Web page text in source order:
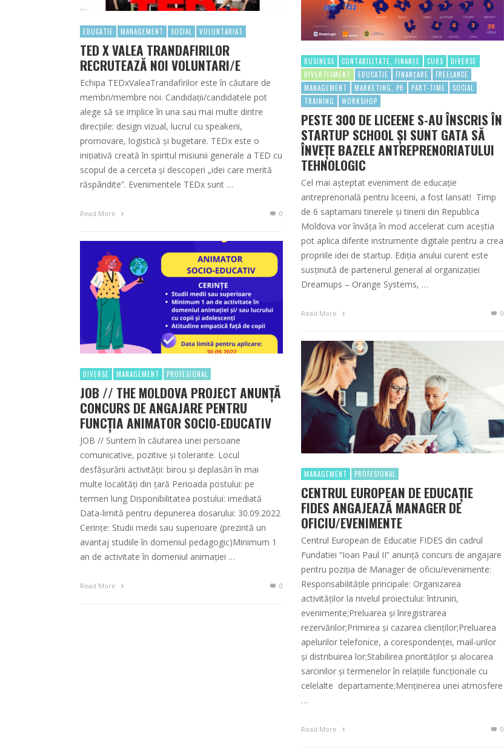
EDUCATIE MANAGEMENT SOCIAL VOLUNTARIAT
TED X VALEA TRANDAFIRILOR
RECRUTEAZĂ NOI VOLUNTARI/E
Echipa TEDxValeaTrandafirilor este în căutare de
membri/membre noi. Candidații/candidatele pot
alege să se implice în una sau mai multe dintre
direcțiile: design vizual, lucrul cu speakerii,
promovare, logistică și bugetare. TEDx este o
inițiativă creată în spiritul misiunii generale a TED cu
scopul de a cerceta și descoperi „idei care merită
răspândite”. Evenimentele TEDx sunt …
Read More 0
BUSINESS CONTABILITATE, FINANȚE CURS
DIVERSE
DIVERTISMENT
EDUCATIE FINANȚARE
FREELANCE
MANAGEMENT
MARKETING, PR PART-TIME
SOCIAL
TRAINING
WORKSHOP
PESTE 300 DE LICEENE S-AU ÎNSCRIS ÎN
STARTUP SCHOOL ȘI SUNT GATA SĂ
ÎNVEȚE BAZELE ANTREPRENORIATULUI
TEHNOLOGIC
Cel mai așteptat eveniment de educație
antreprenorială pentru liceeni, a fost lansat! Timp
de 6 saptamani tinerele și tinerii din Republica
Moldova vor învăța în mod accelerat cum aceștia
pot aplica diferite instrumente digitale pentru a crea
propriile idei de startup. Ediția anului curent este
susținută de partenerul general al organizației
Dreamups – Orange Systems, …
Read More 0
DIVERSE MANAGEMENT PROFESIONAL
JOB // THE MOLDOVA PROJECT ANUNŢĂ
CONCURS DE ANGAJARE PENTRU
FUNCȚIA ANIMATOR SOCIO-EDUCATIV
JOB // Suntem în căutarea unei persoane
comunicative, pozitive și tolerante. Locul
desfășurării activității: birou și deplasări în mai
multe localități din țară Perioada postului: pe
termen lung Disponibilitatea postului: imediată
Data-limită pentru depunerea dosarului: 30.09.2022
Cerințe: Studii medii sau superioare (prezintă un
avantaj studiile în domeniul pedagogic)Minimum 1
an de activitate în domeniul animației …
Read More 0
MANAGEMENT PROFESIONAL
CENTRUL EUROPEAN DE EDUCAȚIE
FIDES ANGAJEAZĂ MANAGER DE
OFICIU/EVENIMENTE
Centrul European de Educatie FIDES din cadrul
Fundatiei “Ioan Paul II” anunță concurs de angajare
pentru poziția de Manager de oficiu/evenimente:
Responsabilitățile principale: Organizarea
activităților la nivelul proiectului: întruniri,
evenimente;Preluarea și înregistrarea
rezervărilor;Primirea și cazarea clienților;Preluarea
apelurilor telefonice, a corespondenței, mail-urilor
și distribuirea lor;Stabilirea priorităților și alocarea
sarcinilor și termenelor în relațiile funcționale cu
celelalte departamente;Menținerea unei atmosfere
…
Read More 0